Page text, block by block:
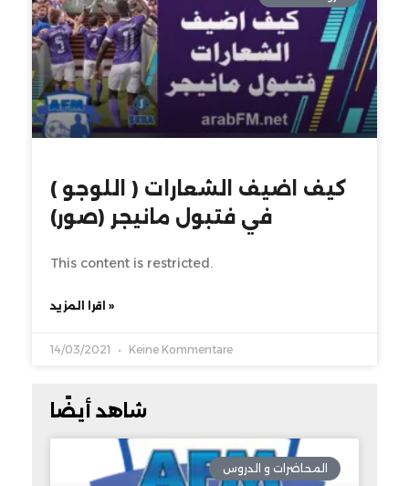
كيف اضيف الشعارات ( اللوجو )
في فتبول مانيجر (صور)
This content is restricted.
اقرا المزيد »
14/03/2021 Keine Kommentare
شاهد أيضًا
المحاضرات و الدروس